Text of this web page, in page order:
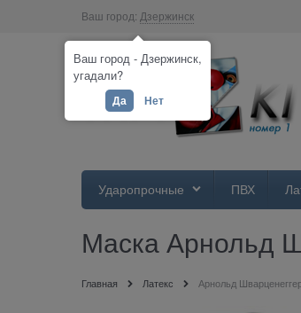
Ваш город: Дзержинск
Ударопрочные ПВХ
Маска Арнольд
Главная Латекс Арнольд
Ваш город - Дзержинск,
угадали?
Да Нет